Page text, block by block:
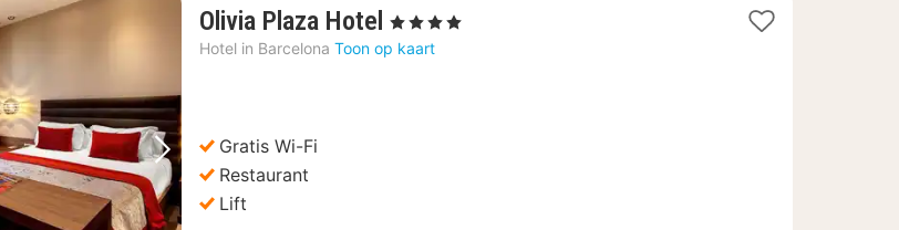
Volgende foto
Olivia Plaza Hotel 1
nacht
, 4 Sterren
Hotel in Barcelona Toon op kaart
Gratis Wi-Fi
Restaurant
Lift